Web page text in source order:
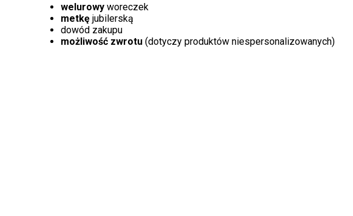
welurowy woreczek
metkę jubilerską
dowód zakupu
możliwość zwrotu (dotyczy produktów niespersonalizowanych)